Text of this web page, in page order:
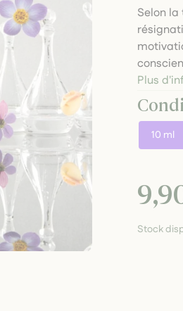
Selon
Plus
10 ml
Stock